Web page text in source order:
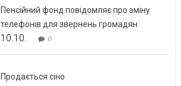
Пенсійний фонд повідомляє про зміну
телефонів для звернень громадян
10.10. 0
Продається сіно